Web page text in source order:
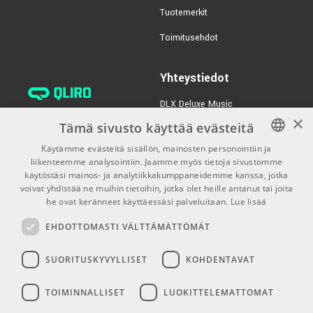
Nektar SE25
Tuotemerkit
Toimitusehdot
Yhteystiedot
DLX Deluxe Music
verkkokaupan asiakaspalvelu:
tilaus@dlxmusic.fi
Puh: 0207 282240 (arkisin klo
13-17)
Puh: 0207 282250 (myymälä)
00580 Helsinki
Y-tunnus: 1983522-7
FINNISH
FINNISH
×
Tämä sivusto käyttää evästeitä
Käytämme evästeitä sisällön, mainosten personointiin ja
liikenteemme analysointiin. Jaamme myös tietoja sivustomme
käytöstäsi mainos- ja analytiikkakumppaneidemme kanssa, jotka
voivat yhdistää ne muihin tietoihin, jotka olet heille antanut tai joita
he ovat keränneet käyttäessäsi palveluitaan. Lue lisää
EHDOTTOMASTI VÄLTTÄMÄTTÖMÄT
SUORITUSKYVYLLISET KOHDENTAVAT
TOIMINNALLISET LUOKITTELEMATTOMAT